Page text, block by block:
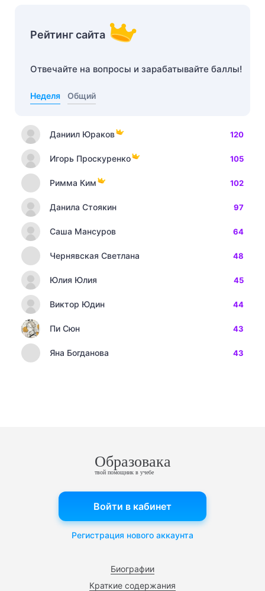
Рейтинг сайта
Отвечайте на вопросы и зарабатывайте баллы!
Неделя Общий
Даниил Юраков 120
Игорь Проскуренко 105
Римма Ким 102
Данила Стоякин 97
Саша Мансуров 64
Чернявская Светлана 48
Юлия Юлия 45
Виктор Юдин 44
Пи Сюн 43
Яна Богданова 43
Образовака
твой помощник в учебе
Биографии
Краткие содержания
Войти в кабинет
Регистрация нового аккаунта